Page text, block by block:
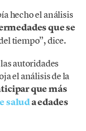
hecho el análisis
que se
tiempo”, dice.
autoridades
el análisis de la
que más
saluda edades